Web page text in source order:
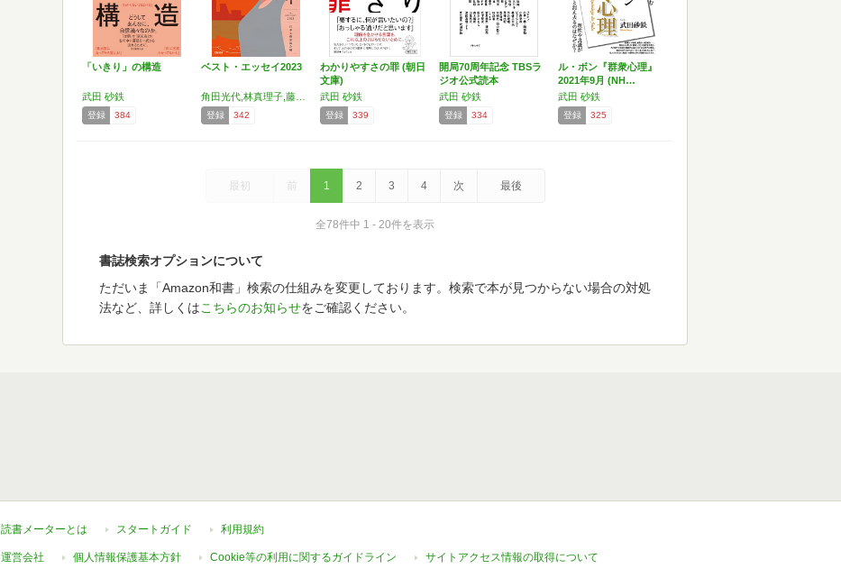
「いきり」の構造
武田 砂鉄
登録 384
ベスト・エッセイ2023
登録 342
わかりやすさの罪 (朝日
文庫)
武田 砂鉄
登録 339
開局70周年記念 TBSラ
ジオ公式読本
武田 砂鉄
登録 334
ル・ボン『群衆心理』
2021年9月 (NH…
武田 砂鉄
登録 325
最初 前 1 2 3 4 次 最後
全78件中 1 - 20件を表示
書誌検索オプションについて
ただいま「Amazon和書」検索の仕組みを変更しております。検索で本が見つからない場合の対処
法など、詳しくはこちらのお知らせをご確認ください。
読書メーターとは スタートガイド 利用規約
運営会社 個人情報保護基本方針 Cookie等の利用に関するガイドライン サイトアクセス情報の取得について